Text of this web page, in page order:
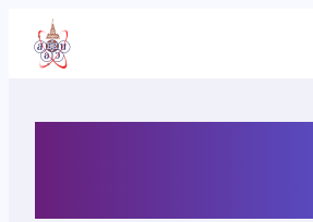
เนื้อหา